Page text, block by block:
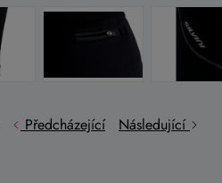
Předcházející Následující